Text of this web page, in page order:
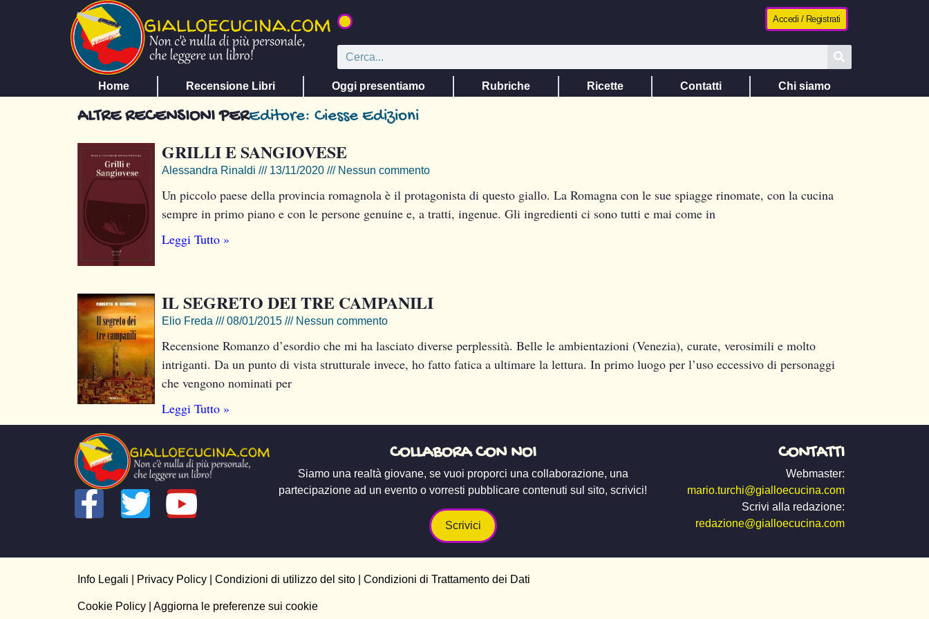
Accedi / Registrati
Home Recensione Libri Oggi presentiamo Rubriche Ricette Contatti Chi siamo
ALTRE RECENSIONI PEREditore: Ciesse Edizioni
GRILLI E SANGIOVESE
Alessandra Rinaldi 13/11/2020 Nessun commento
Un piccolo paese della provincia romagnola è il protagonista di questo giallo. La Romagna con le sue spiagge rinomate, con la cucina
sempre in primo piano e con le persone genuine e, a tratti, ingenue. Gli ingredienti ci sono tutti e mai come in
Leggi Tutto »
IL SEGRETO DEI TRE CAMPANILI
Elio Freda 08/01/2015 Nessun commento
Recensione Romanzo d’esordio che mi ha lasciato diverse perplessità. Belle le ambientazioni (Venezia), curate, verosimili e molto
intriganti. Da un punto di vista strutturale invece, ho fatto fatica a ultimare la lettura. In primo luogo per l’uso eccessivo di personaggi
che vengono nominati per
Leggi Tutto »
COLLABORA CON NOI
Siamo una realtà giovane, se vuoi proporci una collaborazione, una
partecipazione ad un evento o vorresti pubblicare contenuti sul sito, scrivici!
Scrivici
CONTATTI
Webmaster:
mario.turchi@gialloecucina.com
Scrivi alla redazione:
redazione@gialloecucina.com
Info Legali Privacy Policy Condizioni di utilizzo del sito Condizioni di Trattamento dei Dati
Cookie Policy | Aggiorna le preferenze sui cookie